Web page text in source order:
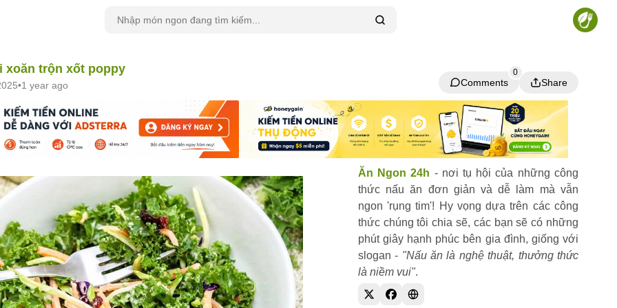
xoăn trộn xốt poppy
•1 year ago
Comments
0
Share
Ăn Ngon 24h - nơi tụ hội của những công
thức nấu ăn đơn giản và dễ làm mà vẫn
ngon 'rụng tim'! Hy vọng dựa trên các công
thức chúng tôi chia sẽ, các bạn sẽ có những
phút giây hạnh phúc bên gia đình, giống với
slogan - "Nấu ăn là nghệ thuật, thưởng thức
là niềm vui".